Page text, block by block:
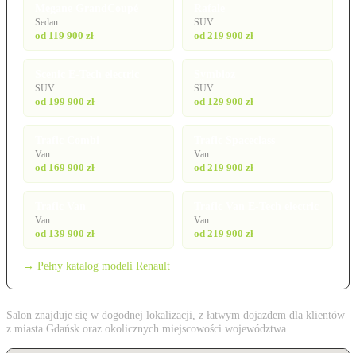
Sedan
od 119 900 zł
SUV
od 219 900 zł
SUV
od 199 900 zł
SUV
od 129 900 zł
Van
od 169 900 zł
Van
od 219 900 zł
Van
od 139 900 zł
Van
od 219 900 zł
→ Pełny katalog modeli Renault
Salon znajduje się w dogodnej lokalizacji, z łatwym dojazdem dla klientów
z miasta Gdańsk oraz okolicznych miejscowości województwa.